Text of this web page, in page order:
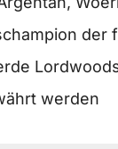
werden